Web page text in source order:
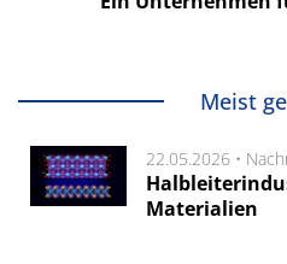
Meist
22.05.2026 •
Materialien